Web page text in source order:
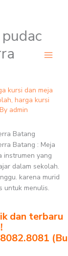
kursi dan meja
, harga kursi
admin
Batang
Batang : Meja
instrumen yang
dalam sekolah.
karena murid
untuk menulis.
dan terbaru
(Bu